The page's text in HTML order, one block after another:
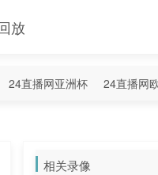
放
24直播网亚洲杯 24直播网
相关录像